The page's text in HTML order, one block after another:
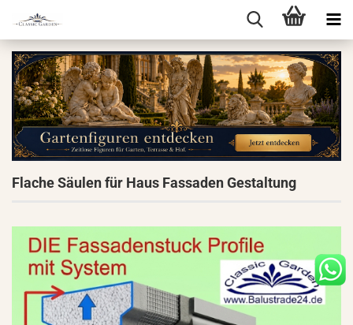
Flache Säulen für Haus Fassaden Gestaltung